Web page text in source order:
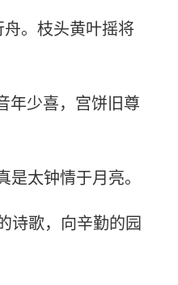
。枝头黄叶摇将
年少喜，宫饼旧尊
太钟情于月亮。
诗歌，向辛勤的园